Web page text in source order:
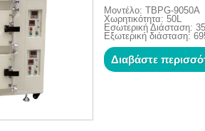
Μοντέλο: TBPG-9050A
Χωρητικότητα: 50L
Εσωτερική Διάσταση:
Εξωτερική διάσταση:
Διαβάστε